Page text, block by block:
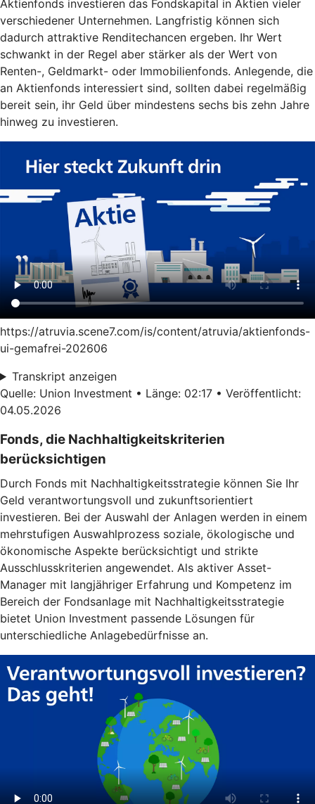
Aktienfonds investieren das Fondskapital in Aktien vieler
verschiedener Unternehmen. Langfristig können sich
dadurch attraktive Renditechancen ergeben. Ihr Wert
schwankt in der Regel aber stärker als der Wert von
Renten-, Geldmarkt- oder Immobilienfonds. Anlegende, die
an Aktienfonds interessiert sind, sollten dabei regelmäßig
bereit sein, ihr Geld über mindestens sechs bis zehn Jahre
hinweg zu investieren.
https://atruvia.scene7.com/is/content/atruvia/aktienfonds-
ui-gemafrei-202606
Transkript anzeigen
Quelle: Union Investment • Länge: 02:17 • Veröffentlicht:
04.05.2026
Fonds, die Nachhaltigkeitskriterien
berücksichtigen
Durch Fonds mit Nachhaltigkeitsstrategie können Sie Ihr
Geld verantwortungsvoll und zukunftsorientiert
investieren. Bei der Auswahl der Anlagen werden in einem
mehrstufigen Auswahlprozess soziale, ökologische und
ökonomische Aspekte berücksichtigt und strikte
Ausschlusskriterien angewendet. Als aktiver Asset-
Manager mit langjähriger Erfahrung und Kompetenz im
Bereich der Fondsanlage mit Nachhaltigkeitsstrategie
bietet Union Investment passende Lösungen für
unterschiedliche Anlagebedürfnisse an.